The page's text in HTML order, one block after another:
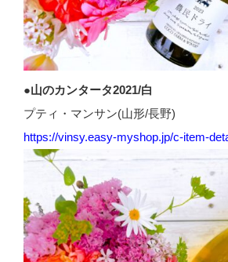
●山のカンタータ2021/白
プティ・マンサン(山形/長野)
https://vinsy.easy-myshop.jp/c-item-